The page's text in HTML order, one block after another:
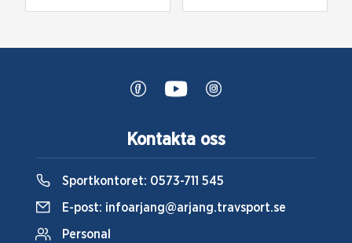
Kontakta oss
Sportkontoret: 0573-711 545
E-post: infoarjang@arjang.travsport.se
Personal